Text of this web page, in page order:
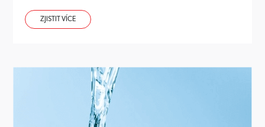
ZJISTIT VÍCE